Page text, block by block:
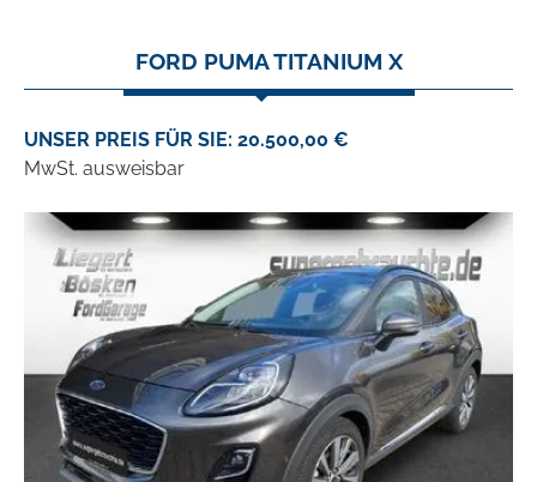
FORD PUMA TITANIUM X
UNSER PREIS FÜR SIE: 20.500,00 €
MwSt. ausweisbar